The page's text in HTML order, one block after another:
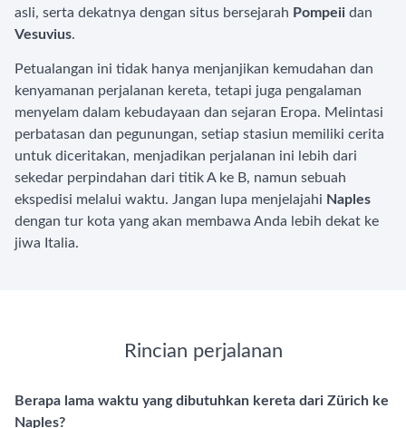
asli, serta dekatnya dengan situs bersejarah Pompeii dan
Vesuvius.
Petualangan ini tidak hanya menjanjikan kemudahan dan
kenyamanan perjalanan kereta, tetapi juga pengalaman
menyelam dalam kebudayaan dan sejaran Eropa. Melintasi
perbatasan dan pegunungan, setiap stasiun memiliki cerita
untuk diceritakan, menjadikan perjalanan ini lebih dari
sekedar perpindahan dari titik A ke B, namun sebuah
ekspedisi melalui waktu. Jangan lupa menjelajahi Naples
dengan tur kota yang akan membawa Anda lebih dekat ke
jiwa Italia.
Rincian perjalanan
Berapa lama waktu yang dibutuhkan kereta dari Zürich ke
Naples?